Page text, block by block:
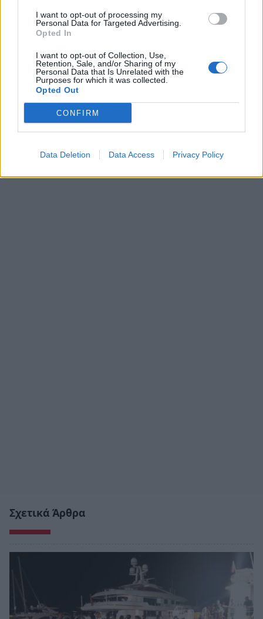
I want to opt-out of processing my
Personal Data for Targeted Advertising.
Opted In
I want to opt-out of Collection, Use,
Retention, Sale, and/or Sharing of my
Personal Data that Is Unrelated with the
Purposes for which it was collected.
Opted Out
CONFIRM
Data Deletion Data Access Privacy Policy
Ακολουθήστε τοnotospress.gr στο Google News και
μάθετε πρώτοιόλες τις ειδήσεις
ΚΟΡΙΝΘΙΑ ΕΛΑΣ ΣΥΛΛΗΨΕΙΣ
Σχετικά Άρθρα